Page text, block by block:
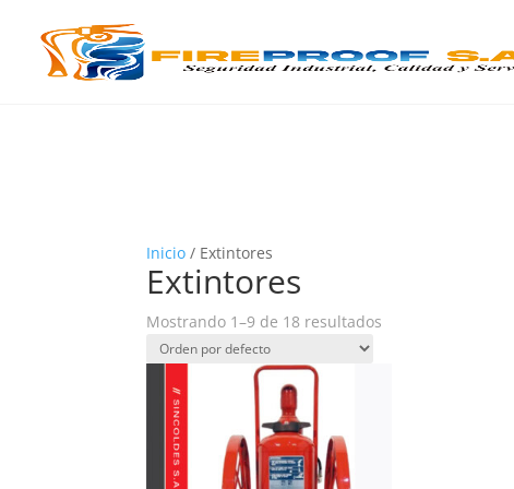
Inicio / Extintores
Extintores
Mostrando 1–9 de 18 resultados